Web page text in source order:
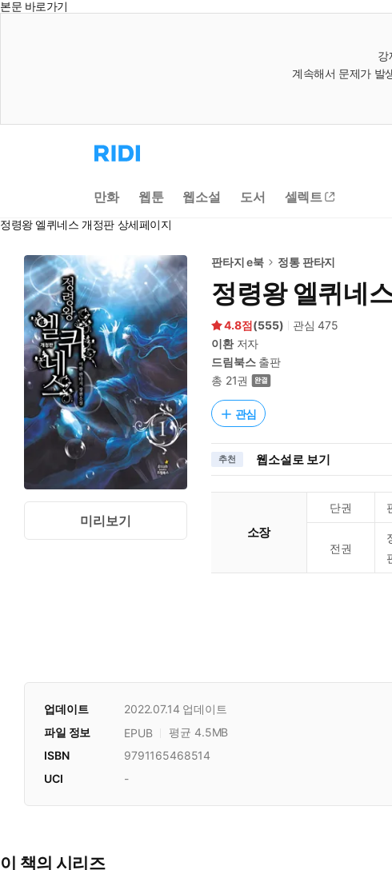
본문 바로가기
강
계속해서 문제가 발
리
디
으
로
동
만화 웹툰 웹소설 도서 셀렉트
정령왕 엘퀴네스 개정판 상세페이지
미리보기
판타지 e북 정통 판타지
정령왕 엘퀴네
4.8 (555) 관심475
이환저자
드림북스출판
총 21권
관심
추천 웹소설로 보기
소장
단권
전권
업데이트 2022.07.14 업데이트
파일 정보 EPUB
평균 4.5MB
ISBN
9791165468514
UCI
-
이 책의 시리즈